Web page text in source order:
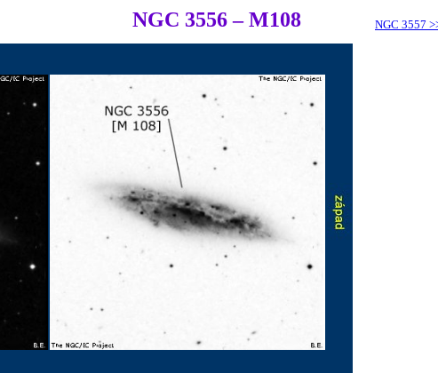
NGC 3556 – M108 NGC 3557